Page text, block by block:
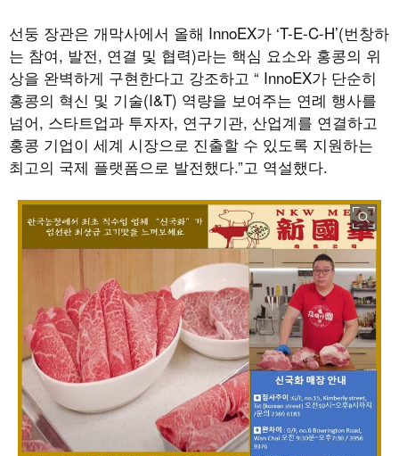
선둥 장관은 개막사에서 올해 InnoEX가 ‘T-E-C-H’(번창하
는 참여, 발전, 연결 및 협력)라는 핵심 요소와 홍콩의 위
상을 완벽하게 구현한다고 강조하고 “ InnoEX가 단순히
홍콩의 혁신 및 기술(I&T) 역량을 보여주는 연례 행사를
넘어, 스타트업과 투자자, 연구기관, 산업계를 연결하고
홍콩 기업이 세계 시장으로 진출할 수 있도록 지원하는
최고의 국제 플랫폼으로 발전했다.”고 역설했다.